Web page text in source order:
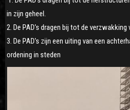
in zijn geheel.
2. De PAD's dragen bij tot de verzwakking
3. De PAD's zijn een uiting van een
ordening in steden